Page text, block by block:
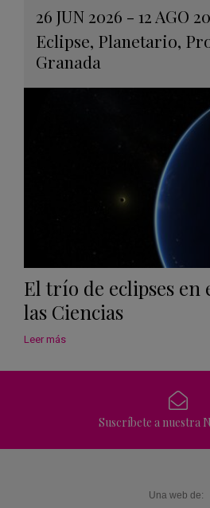
26 JUN 2026 - 12 AGO
Eclipse, Planetario,
Granada
El trío de eclipses en
las Ciencias
Leer más
Suscríbete a nuestra
Una web de: